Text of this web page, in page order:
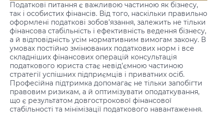
Податкові питання є важливою частиною як бізнесу,
так і особистих фінансів. Від того, наскільки правильно
оформлені податкові зобов’язання, залежить не тільки
фінансова стабільність і ефективність ведення бізнесу,
а й відповідність усім нормативним вимогам закону. В
умовах постійно змінюваних податкових норм і все
складніших фінансових операцій консультація
податкового юриста стає невід’ємною частиною
стратегії успішних підприємців і приватних осіб.
Професійна підтримка допомагає не тільки запобігти
правовим ризикам, а й оптимізувати оподаткування,
що є результатом довгострокової фінансової
стабільності та мінімізації податкового навантаження.